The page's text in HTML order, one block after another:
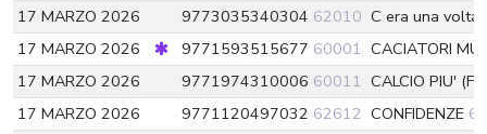
17 MARZO 2026
9773035340304 62010 C era una volta
17 MARZO 2026
9771593515677 60001 CACIATORI
17 MARZO 2026
9771974310006 60011 CALCIO PIU'
17 MARZO 2026
9771120497032 62612 CONFIDENZE